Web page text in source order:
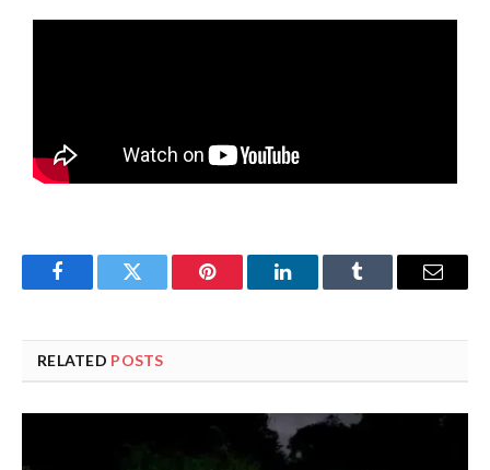
FacebookTwitter Pinterest LinkedInTumblr Email
RELATED POSTS